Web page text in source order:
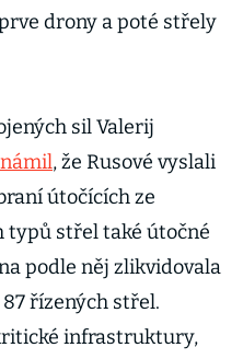
drony a poté střely
sil Valerij
, že Rusové vyslali
útočících ze
typů střel také útočné
podle něj zlikvidovala
řízených střel.
infrastruktury,